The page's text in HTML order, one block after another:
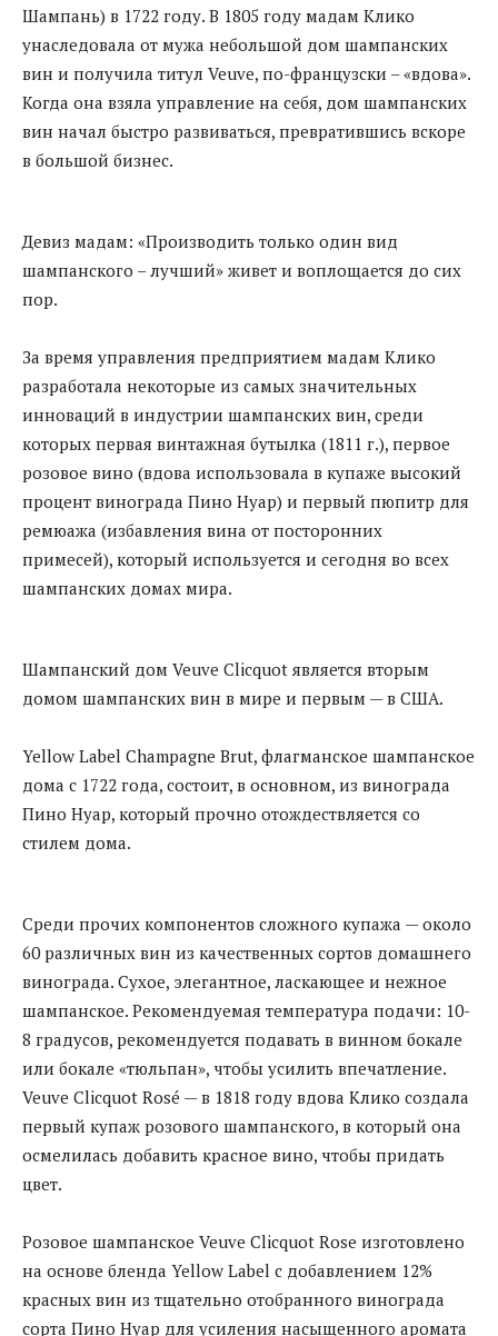
Шампань) в 1722 году. В 1805 году мадам Клико
унаследовала от мужа небольшой дом шампанских
вин и получила титул Veuve, по-французски – «вдова».
Когда она взяла управление на себя, дом шампанских
вин начал быстро развиваться, превратившись вскоре
в большой бизнес.
Девиз мадам: «Производить только один вид
шампанского – лучший» живет и воплощается до сих
пор.
За время управления предприятием мадам Клико
разработала некоторые из самых значительных
инноваций в индустрии шампанских вин, среди
которых первая винтажная бутылка (1811 г.), первое
розовое вино (вдова использовала в купаже высокий
процент винограда Пино Нуар) и первый пюпитр для
ремюажа (избавления вина от посторонних
примесей), который используется и сегодня во всех
шампанских домах мира.
Шампанский дом Veuve Clicquot является вторым
домом шампанских вин в мире и первым — в США.
Yellow Label Champagne Brut, флагманское шампанское
дома с 1722 года, состоит, в основном, из винограда
Пино Нуар, который прочно отождествляется со
стилем дома.
Среди прочих компонентов сложного купажа — около
60 различных вин из качественных сортов домашнего
винограда. Сухое, элегантное, ласкающее и нежное
шампанское. Рекомендуемая температура подачи: 10-
8 градусов, рекомендуется подавать в винном бокале
или бокале «тюльпан», чтобы усилить впечатление.
Veuve Clicquot Rosé — в 1818 году вдова Клико создала
первый купаж розового шампанского, в который она
осмелилась добавить красное вино, чтобы придать
цвет.
Розовое шампанское Veuve Clicquot Rose изготовлено
на основе бленда Yellow Label с добавлением 12%
красных вин из тщательно отобранного винограда
сорта Пино Нуар для усиления насыщенного аромата